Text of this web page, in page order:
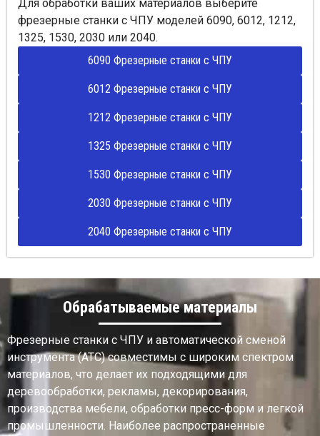
Для обработки ваших материалов выберите
фрезерные станки с ЧПУ моделей 6090, 6012, 1212,
1325, 1530, 2030 или 2040.
6090 Фрезерные станки с ЧПУ
6012 Фрезерные станки с ЧПУ
1212 Фрезерные станки с ЧПУ
1325 Фрезерные станки с ЧПУ
1530 Фрезерные станки с ЧПУ
2030 Фрезерные станки с ЧПУ
2040 Фрезерные станки с ЧПУ
Обрабатываемые материалы
Фрезерные станки с ЧПУ и автоматической сменой
инструмента (ATC) совместимы с широким спектром
материалов, что делает их подходящими для
деревообработки, рекламы, декорирования,
производства мебели, обработки пресс-форм и легкой
промышленности. Наиболее распространенные